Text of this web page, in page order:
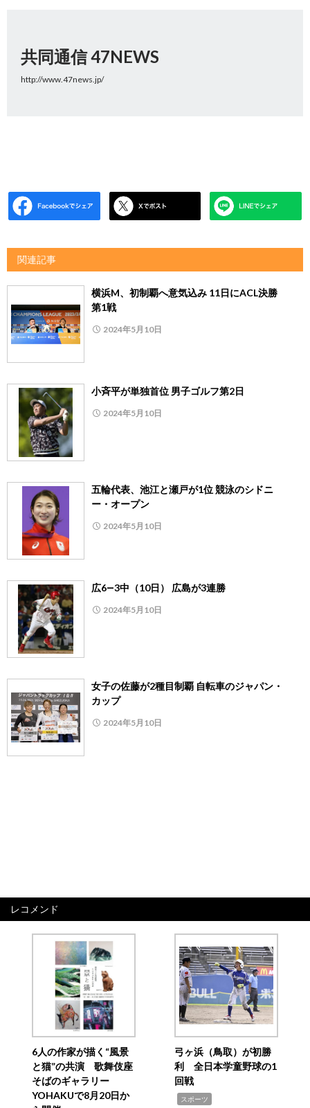
共同通信 47NEWS
http://www.47news.jp/
関連記事
横浜M、初制覇へ意気込み 11日にACL決勝
第1戦
2024年5月10日
小斉平が単独首位 男子ゴルフ第2日
2024年5月10日
五輪代表、池江と瀬戸が1位 競泳のシドニ
ー・オープン
2024年5月10日
広6―3中（10日） 広島が3連勝
2024年5月10日
女子の佐藤が2種目制覇 自転車のジャパン・
カップ
2024年5月10日
レコメンド
6人の作家が描く“風景
と猫”の共演 歌舞伎座
そばのギャラリー
YOHAKUで8月20日か
弓ヶ浜（鳥取）が初勝
利 全日本学童野球の1
回戦
スポーツ